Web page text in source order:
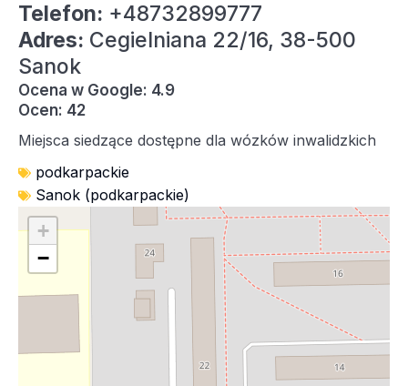
Telefon: +48732899777
Adres: Cegielniana 22/16, 38-500
Sanok
Ocena w Google: 4.9
Ocen: 42
Miejsca siedzące dostępne dla wózków inwalidzkich
podkarpackie
Sanok (podkarpackie)
+
−